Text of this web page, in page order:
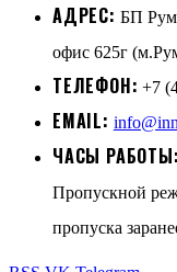
АДРЕС: БП
офис 625г
ТЕЛЕФОН: +7
EMAIL:
ЧАСЫ РАБОТЫ:
Пропускной
пропуска